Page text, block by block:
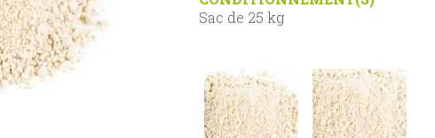
Sac de 25 kg